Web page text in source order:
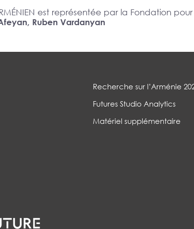
est représentée par la Fondation
Ruben Vardanyan
Recherche sur l’Arménie
Futures Studio Analytics
Matériel supplémentaire